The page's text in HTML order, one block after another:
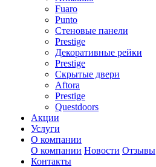
Fuaro
Punto
Стеновые панели
Prestige
Декоративные рейки
Prestige
Скрытые двери
Aftora
Prestige
Questdoors
Акции
Услуги
О компании
О компании Новости Отзывы
Контакты